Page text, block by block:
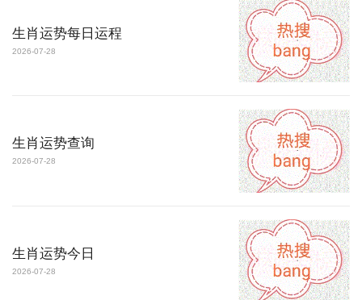
生肖运势每日运程
2026-07-28
生肖运势查询
2026-07-28
生肖运势今日
2026-07-28